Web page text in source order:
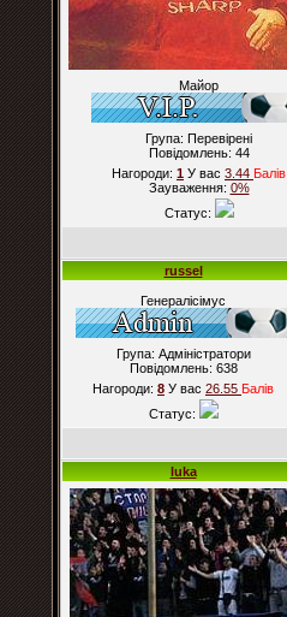
Майор
Група: Перевірені
Повідомлень: 44
Нагороди: 1 У вас 3.44 Балiв
Зауваження: 0%
Статус:
russel
Генералісімус
Група: Адміністратори
Повідомлень: 638
Нагороди: 8 У вас 26.55 Балiв
Статус:
luka